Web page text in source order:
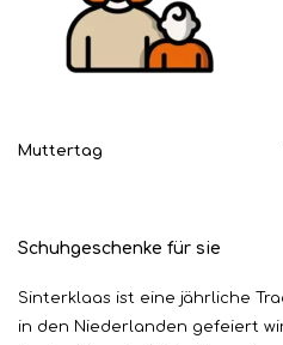
Muttertag
Schuhgeschenke für sie
Sinterklaas ist eine jährliche
in den Niederlanden gefeiert